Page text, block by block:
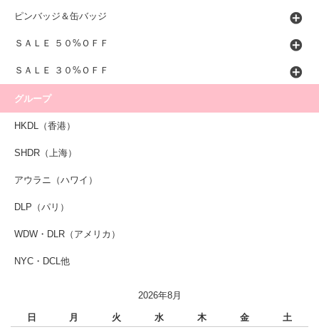
ピンバッジ＆缶バッジ
ＳＡＬＥ ５０%ＯＦＦ
ＳＡＬＥ ３０%ＯＦＦ
グループ
HKDL（香港）
SHDR（上海）
アウラニ（ハワイ）
DLP（パリ）
WDW・DLR（アメリカ）
NYC・DCL他
2026年8月
日 月 火 水 木 金
土